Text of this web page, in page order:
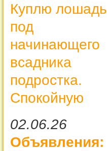
Куплю лошадь
под
начинающего
всадника
подростка.
Спокойную
02.06.26
Объявления: